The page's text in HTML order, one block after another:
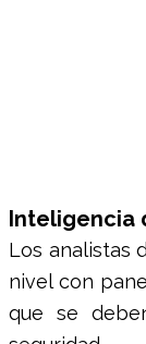
Inteligencia
Los analistas
nivel con
que se